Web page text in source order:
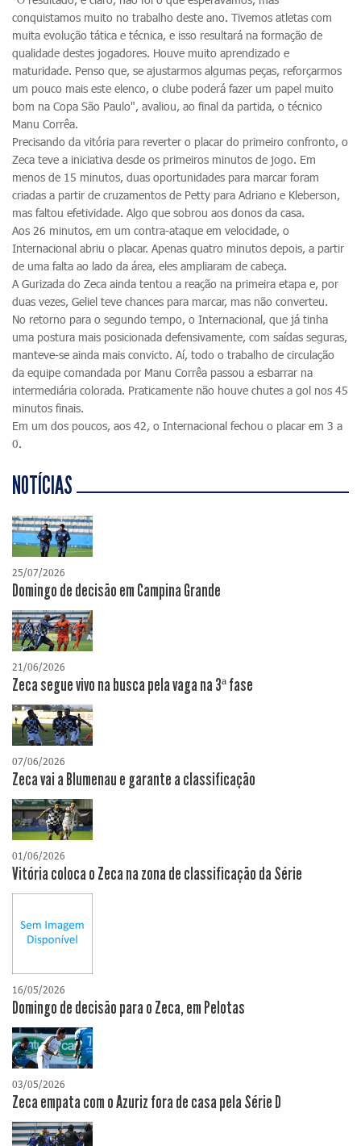
conquistamos muito no trabalho deste ano. Tivemos atletas com
muita evolução tática e técnica, e isso resultará na formação de
qualidade destes jogadores. Houve muito aprendizado e
maturidade. Penso que, se ajustarmos algumas peças, reforçarmos
um pouco mais este elenco, o clube poderá fazer um papel muito
bom na Copa São Paulo", avaliou, ao final da partida, o técnico
Manu Corrêa.
Precisando da vitória para reverter o placar do primeiro confronto, o
Zeca teve a iniciativa desde os primeiros minutos de jogo. Em
menos de 15 minutos, duas oportunidades para marcar foram
criadas a partir de cruzamentos de Petty para Adriano e Kleberson,
mas faltou efetividade. Algo que sobrou aos donos da casa.
Aos 26 minutos, em um contra-ataque em velocidade, o
Internacional abriu o placar. Apenas quatro minutos depois, a partir
de uma falta ao lado da área, eles ampliaram de cabeça.
A Gurizada do Zeca ainda tentou a reação na primeira etapa e, por
duas vezes, Geliel teve chances para marcar, mas não converteu.
No retorno para o segundo tempo, o Internacional, que já tinha
uma postura mais posicionada defensivamente, com saídas seguras,
manteve-se ainda mais convicto. Aí, todo o trabalho de circulação
da equipe comandada por Manu Corrêa passou a esbarrar na
intermediária colorada. Praticamente não houve chutes a gol nos 45
minutos finais.
Em um dos poucos, aos 42, o Internacional fechou o placar em 3 a
0.
NOTÍCIAS
25/07/2026
Domingo de decisão em Campina Grande
21/06/2026
Zeca segue vivo na busca pela vaga na 3ª fase
07/06/2026
Zeca vai a Blumenau e garante a classificação
01/06/2026
Vitória coloca o Zeca na zona de classificação da Série
16/05/2026
Domingo de decisão para o Zeca, em Pelotas
03/05/2026
Zeca empata com o Azuriz fora de casa pela Série D